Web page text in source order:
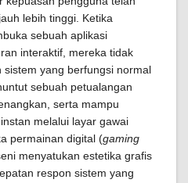
lebih tinggi. Ketika
sebuah aplikasi
interaktif, mereka tidak
yang berfungsi normal
sebuah petualangan
serta mampu
melalui layar gawai
permainan digital (gaming
menyatukan estetika grafis
respon sistem yang